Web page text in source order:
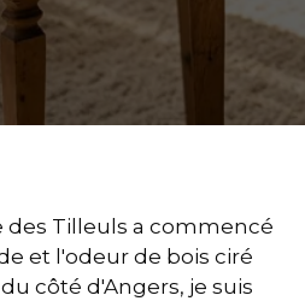
des Tilleuls a commencé
et l'odeur de bois ciré
côté d'Angers, je suis